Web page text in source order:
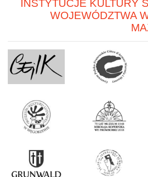
INSTYTUCJE KULTURY
WOJEWÓDZTWA